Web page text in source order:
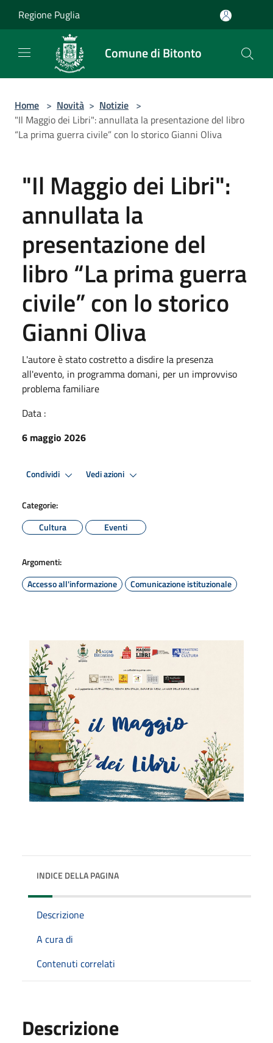
Regione Puglia
Comune di Bitonto
Home > Novità > Notizie >
"Il Maggio dei Libri": annullata la presentazione del libro
“La prima guerra civile” con lo storico Gianni Oliva
"Il Maggio dei Libri":
annullata la
presentazione del
libro “La prima guerra
civile” con lo storico
Gianni Oliva
L'autore è stato costretto a disdire la presenza
all'evento, in programma domani, per un improvviso
problema familiare
Data :
6 maggio 2026
Condividi Vedi azioni
Categorie:
Cultura
Eventi
Argomenti:
Accesso all'informazione
Comunicazione istituzionale
INDICE DELLA PAGINA
Descrizione
A cura di
Contenuti correlati
Descrizione